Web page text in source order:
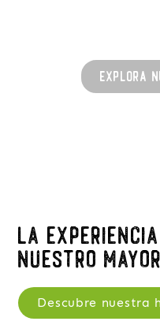
Explora
La
nuestro
Descubre nuestra